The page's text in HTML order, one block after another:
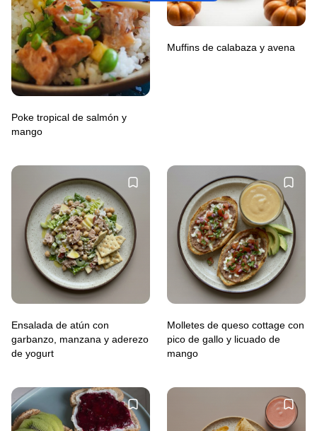
Poke tropical de salmón y
mango
Muffins de calabaza y avena
Ensalada de atún con
garbanzo, manzana y aderezo
de yogurt
Molletes de queso cottage con
pico de gallo y licuado de
mango